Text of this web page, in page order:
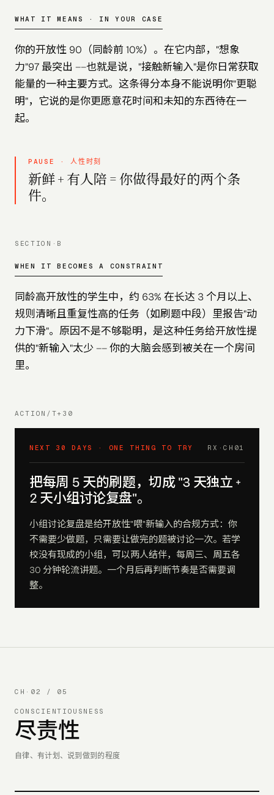
WHAT IT MEANS · IN YOUR CASE
你的开放性 90（同龄前 10%）。在它内部，"想象
力"97 最突出 ——也就是说，"接触新输入"是你日常获取
能量的一种主要方式。这条得分本身不能说明你"更聪
明"，它说的是你更愿意花时间和未知的东西待在一
起。
PAUSE · 人性时刻
新鲜 + 有人陪 = 你做得最好的两个条
件。
SECTION·B
WHEN IT BECOMES A CONSTRAINT
同龄高开放性的学生中，约 63% 在长达 3 个月以上、
规则清晰且重复性高的任务（如刷题中段）里报告"动
力下滑"。原因不是不够聪明，是这种任务给开放性提
供的"新输入"太少 —— 你的大脑会感到被关在一个房间
里。
ACTION/T+30
NEXT 30 DAYS · ONE THING TO TRY RX·CH 01
把每周 5 天的刷题，切成 "3 天独立 +
2 天小组讨论复盘"。
小组讨论复盘是给开放性"喂"新输入的合规方式：你
不需要少做题，只需要让做完的题被讨论一次。若学
校没有现成的小组，可以两人结伴，每周三、周五各
30 分钟轮流讲题。一个月后再判断节奏是否需要调
整。
CH· 02 / 05
CONSCIENTIOUSNESS
尽责性
自律、有计划、说到做到的程度